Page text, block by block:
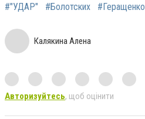
#"УДАР"
#Болотских #Геращенко
Калякина Алена
Авторизуйтесь, щоб оцінити